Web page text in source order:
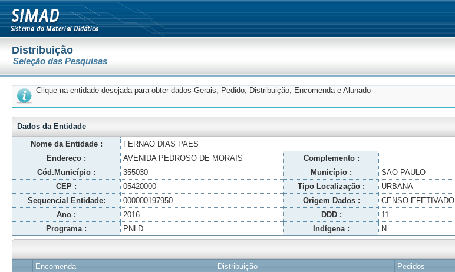
Distribuição
Seleção das Pesquisas
Clique na entidade desejada para obter dados Gerais, Pedido, Distribuição, Encomenda e Alunado
Dados da Entidade
Nome da Entidade :
FERNAO DIAS PAES
Endereço :
AVENIDA PEDROSO DE MORAIS Complemento :
Cód.Município :
355030 Município : SAO PAULO
CEP :
05420000 Tipo Localização : URBANA
Sequencial Entidade:
000000197950 Origem Dados : CENSO EFETIVADO
Ano :
2016 DDD : 11
Programa :
PNLD Indígena : N
Encomenda Distribuição Pedidos